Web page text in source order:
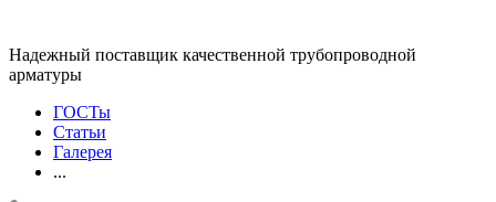
Надежный поставщик качественной трубопроводной
арматуры
ГОСТы
Статьи
Галерея
...